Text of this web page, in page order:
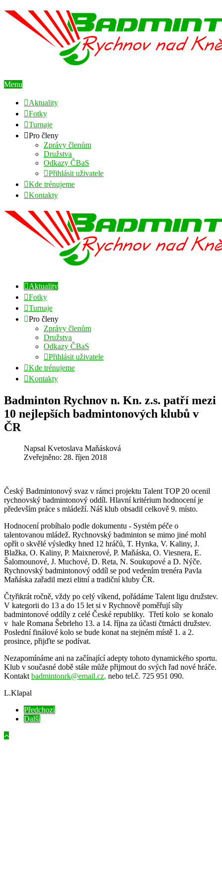
Menu
Aktuality
Fotky
Turnaje
Pro členy
Zprávy členům
Družstva
Odkazy ČBaS
Přihlásit uživatele
Kde trénujeme
Kontakty
Aktuality
Fotky
Turnaje
Pro členy
Zprávy členům
Družstva
Odkazy ČBaS
Přihlásit uživatele
Kde trénujeme
Kontakty
Badminton Rychnov n. Kn. z.s. patří mezi
10 nejlepších badmintonových klubů v
ČR
Napsal Kvetoslava Maňásková
Zveřejněno: 28. říjen 2018
Český Badmintonový svaz v rámci projektu Talent TOP 20 ocenil
rychnovský badmintonový oddíl. Hlavní kritérium hodnocení je
především práce s mládeží. Náš klub obsadil celkově 9. místo.
Hodnocení probíhalo podle dokumentu - Systém péče o
talentovanou mládež. Rychnovský badminton se mimo jiné mohl
opřít o skvělé výsledky hned 12 hráčů, T. Hynka, V. Kaliny, J.
Blažka, O. Kaliny, P. Maixnerové, P. Maňáska, O. Viesnera, E.
Šalomounové, J. Muchové, D. Reta, N. Soukupové a D. Nýče.
Rychnovský badmintonový oddíl se pod vedením trenéra Pavla
Maňáska zařadil mezi elitní a tradiční kluby ČR.
Čtyřikrát ročně, vždy po celý víkend, pořádáme Talent ligu družstev.
V kategorii do 13 a do 15 let si v Rychnově poměřují síly
badmintonové oddíly z celé České republiky. Třetí kolo se konalo
v hale Romana Šebrleho 13. a 14. října za účasti čtrnácti družstev.
Poslední finálové kolo se bude konat na stejném místě 1. a 2.
prosince, přijďte se podívat.
Nezapomínáme ani na začínající adepty tohoto dynamického sportu.
Klub v současné době stále může přijmout do svých řad nové hráče.
Kontakt badmintonrk@email.cz, nebo tel.č. 725 951 090.
L.Klapal
Předchozí
Další